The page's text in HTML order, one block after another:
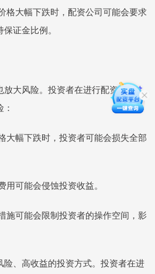
格大幅下跌时，配资公司可能会要求
证金比例。
大风险。投资者在进行配资交易
大幅下跌时，投资者可能会损失全部
可能会侵蚀投资收益。
施可能会限制投资者的操作空间，影
、高收益的投资方式。投资者在进